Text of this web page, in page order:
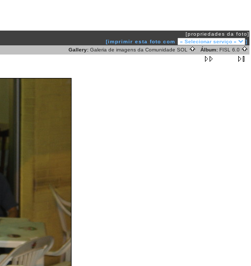
[propriedades da foto]
[imprimir esta foto com
]
Gallery: Galeria de imagens da Comunidade SOL Álbum: FISL 6.0